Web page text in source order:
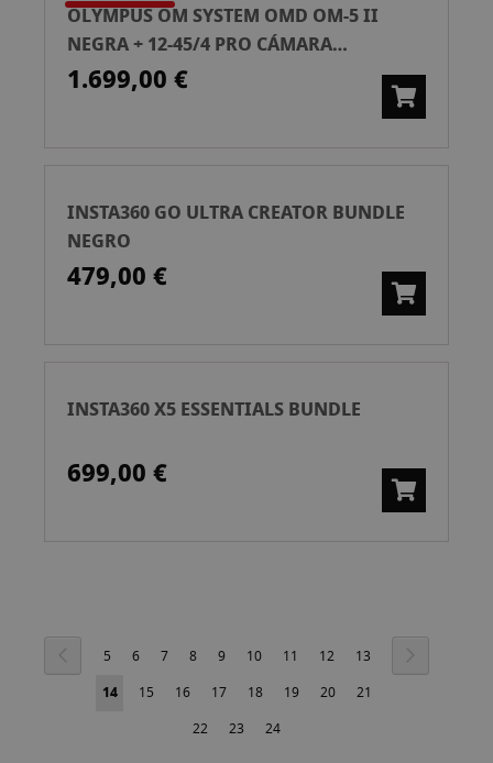
OLYMPUS OM SYSTEM OMD OM-5 II
NEGRA + 12-45/4 PRO CÁMARA
MIRRORLESS MICRO 4/3
1.699,00 €
INSTA360 GO ULTRA CREATOR BUNDLE
NEGRO
479,00 €
INSTA360 X5 ESSENTIALS BUNDLE
699,00 €
Página
Página
AnteriorPágina
5 Página
6 Página
7 Página
8 Página
9 Página
10 Página
11 Página
12 Página
13
Actualmente
14 Página
15 Página
16 Página
17 Página
18 Página
19 Página
20 Página
21
Página
22 Página
23 Página
24